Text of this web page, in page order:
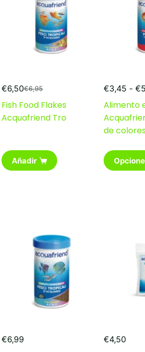
€6,95
El
precio
original
era:
€6,50El
precio
actual
es:
Fish Food Flakes
Acquafriend Tro
Añadir
€3,45 - €
Alimento
de
Este
producto
producto
€6,99 €4,50